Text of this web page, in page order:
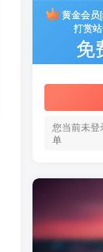
黄金会员
打赏
免
您当前未登
单